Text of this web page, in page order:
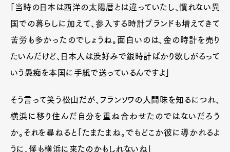
「当時の日本は西洋の太陽暦とは違っていたし、慣れない異
国での暮らしに加えて、参入する時計ブランドも増えてきて
苦労も多かったのでしょうね。面白いのは、金の時計を売り
たいんだけど、日本人は渋好みで銀時計ばかり欲しがるって
いう愚痴を本国に手紙で送っているんですよ」
そう言って笑う松山だが、フランソワの人間味を知るにつれ、
横浜に移り住んだ自分を重ね合わせたのではないだろう
か。それを尋ねると「たまたまね。でもどこか彼に導かれるよ
うに、僕も横浜に来たのかもしれないね」